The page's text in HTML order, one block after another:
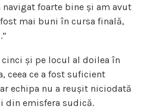
foarte bine și am avut
mai buni în cursa finală,
și pe locul al doilea în
ceea ce a fost suficient
echipa nu a reușit niciodată
din emisfera sudică.